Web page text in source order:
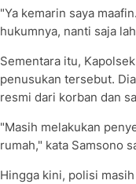
"Ya kemarin saya
hukumnya, nanti saja
Sementara itu,
penusukan tersebut.
resmi dari korban dan
"Masih melakukan
rumah," kata Samsono
Hingga kini, polisi